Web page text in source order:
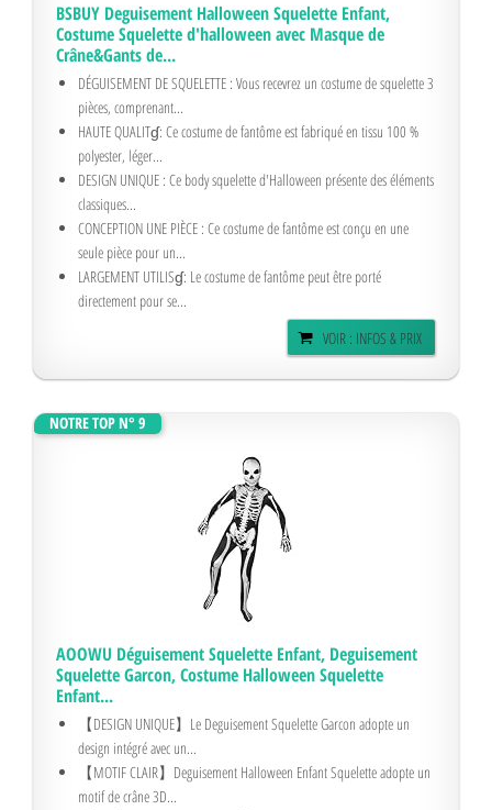
BSBUY Deguisement Halloween Squelette Enfant,
Costume Squelette d'halloween avec Masque de
Crâne&Gants de...
DÉGUISEMENT DE SQUELETTE : Vous recevrez un costume de squelette 3
pièces, comprenant...
HAUTE QUALITɠ: Ce costume de fantôme est fabriqué en tissu 100 %
polyester, léger...
DESIGN UNIQUE : Ce body squelette d'Halloween présente des éléments
classiques...
CONCEPTION UNE PIÈCE : Ce costume de fantôme est conçu en une
seule pièce pour un...
LARGEMENT UTILISɠ: Le costume de fantôme peut être porté
directement pour se...
VOIR : INFOS & PRIX
NOTRE TOP N° 9
AOOWU Déguisement Squelette Enfant, Deguisement
Squelette Garcon, Costume Halloween Squelette
Enfant...
【DESIGN UNIQUE】Le Deguisement Squelette Garcon adopte un
design intégré avec un...
【MOTIF CLAIR】Deguisement Halloween Enfant Squelette adopte un
motif de crâne 3D...